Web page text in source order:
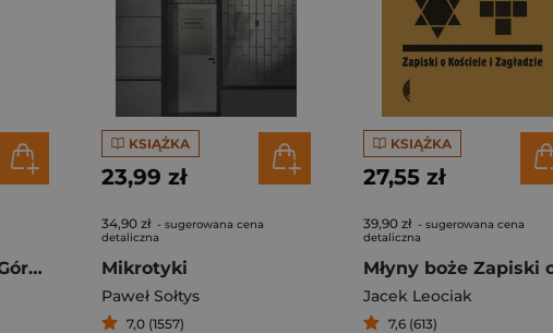
Kajś Opowieść o Górnym Śląsku
KSIĄŻKA
23,99 zł
34,90 zł - sugerowana cena
detaliczna
Mikrotyki
Paweł Sołtys
7,0 (1557)
KSIĄŻKA
27,55 zł
39,90 zł - sugerowana cena
detaliczna
Jacek Leociak
7,6 (613)